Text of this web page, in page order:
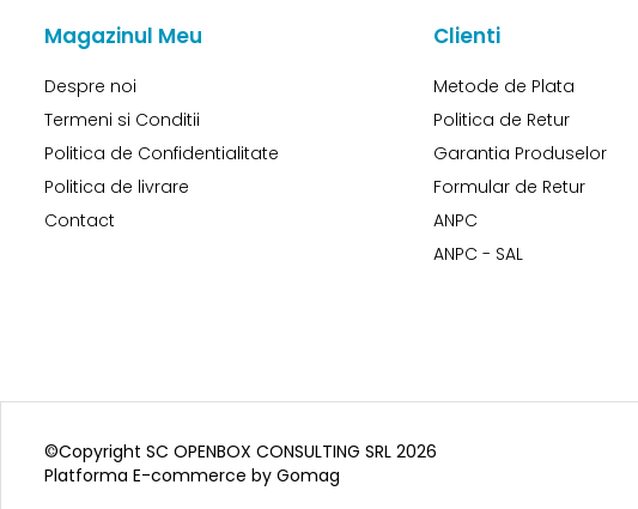
Magazinul Meu
Despre noi
Termeni si Conditii
Politica de Confidentialitate
Politica de livrare
Contact
Clienti
Metode de Plata
Politica de Retur
Garantia Produselor
Formular de Retur
ANPC
ANPC - SAL
©Copyright SC OPENBOX CONSULTING SRL 2026
Platforma E-commerce by Gomag